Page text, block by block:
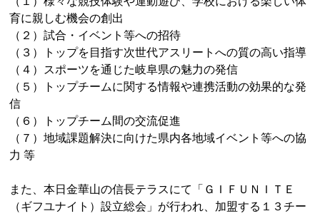
育に親しむ機会の創出
（２）試合・イベント等への招待
（３）トップを目指す次世代アスリートへの質の高い指導
（４）スポーツを通じた岐阜県の魅力の発信
（５）トップチームに関する情報や連携活動の効果的な発
信
（６）トップチーム間の交流促進
（７）地域課題解決に向けた県内各地域イベント等への協
力 等
また、本日金華山の信長テラスにて「ＧＩＦＵＮＩＴＥ
（ギフユナイト）設立総会」が行われ、加盟する１３チー